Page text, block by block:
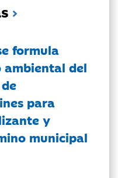
formula
ambiental del
para
y
municipal